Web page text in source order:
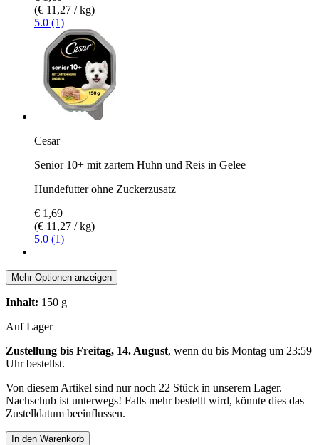
(€ 11,27 / kg)
5.0 (1)
Cesar
Senior 10+ mit zartem Huhn und Reis in Gelee
Hundefutter ohne Zuckerzusatz
€ 1,69
(€ 11,27 / kg)
5.0 (1)
Mehr Optionen anzeigen
Inhalt: 150 g
Auf Lager
Zustellung bis Freitag, 14. August, wenn du bis Montag um 23:59
Uhrbestellst.
Von diesem Artikel sind nur noch 22 Stück in unserem Lager.
Nachschub ist unterwegs! Falls mehr bestellt wird, könnte dies das
Zustelldatum beeinflussen.
In den Warenkorb